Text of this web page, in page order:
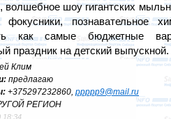
волшебное шоу гигантских
познавательное
как самые бюджетные
праздник на детский выпускной.
Клим
предлагаю
+375297232860, ppppp9@mail.ru
РЕГИОН
18:34